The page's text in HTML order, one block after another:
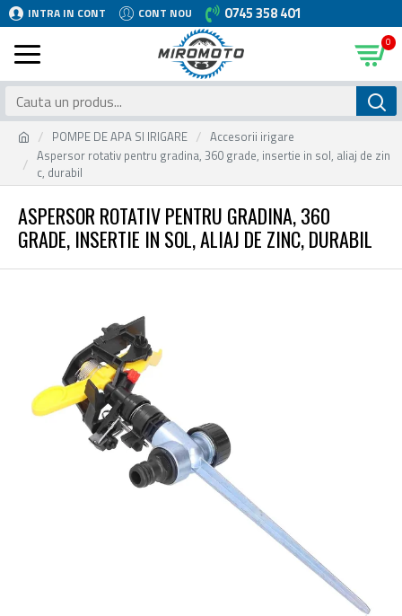
INTRA IN CONT CONT NOU 0745 358 401
0
POMPE DE APA SI IRIGARE
Accesorii irigare
Aspersor rotativ pentru gradina, 360 grade, insertie in sol, aliaj de zin
c, durabil
ASPERSOR ROTATIV PENTRU GRADINA, 360
GRADE, INSERTIE IN SOL, ALIAJ DE ZINC, DURABIL